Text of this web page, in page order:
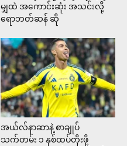
မျှထဲ အကောင်းဆုံး အသင်းလို့
ရောဘတ်ဆန် ဆို
အယ်လ်နာဆာနဲ့ စာချုပ်
သက်တမ်း ၁ နှစ်ထပ်တိုးဖို့